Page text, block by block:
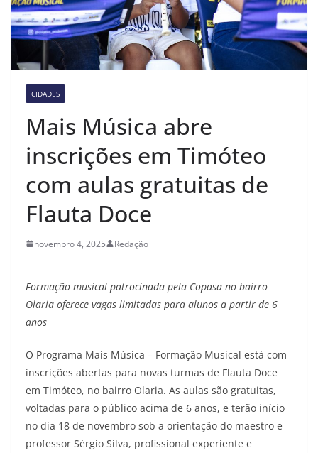
CIDADES
Mais Música abre
inscrições em Timóteo
com aulas gratuitas de
Flauta Doce
novembro 4, 2025 Redação
Formação musical patrocinada pela Copasa no bairro
Olaria oferece vagas limitadas para alunos a partir de 6
anos
O Programa Mais Música – Formação Musical está com
inscrições abertas para novas turmas de Flauta Doce
em Timóteo, no bairro Olaria. As aulas são gratuitas,
voltadas para o público acima de 6 anos, e terão início
no dia 18 de novembro sob a orientação do maestro e
professor Sérgio Silva, profissional experiente e